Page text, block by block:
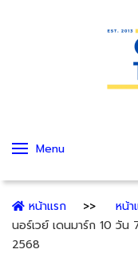
Menu
หน้าแรก หน้า
นอร์เวย์ เดนมาร์ก 10 วัน
2568